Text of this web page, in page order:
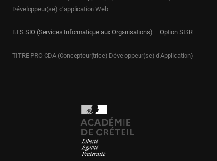
Développeur(se) d’application Web
BTS SIO (Services Informatique aux Organisations) – Option SISR
TITRE PRO CDA (Concepteur(trice) Développeur(se) d’Application)